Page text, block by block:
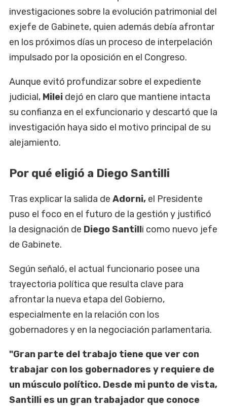
investigaciones sobre la evolución patrimonial del
exjefe de Gabinete, quien además debía afrontar
en los próximos días un proceso de interpelación
impulsado por la oposición en el Congreso.
Aunque evitó profundizar sobre el expediente
judicial, Milei dejó en claro que mantiene intacta
su confianza en el exfuncionario y descartó que la
investigación haya sido el motivo principal de su
alejamiento.
Por qué eligió a Diego Santilli
Tras explicar la salida de Adorni, el Presidente
puso el foco en el futuro de la gestión y justificó
la designación de Diego Santilli como nuevo jefe
de Gabinete.
Según señaló, el actual funcionario posee una
trayectoria política que resulta clave para
afrontar la nueva etapa del Gobierno,
especialmente en la relación con los
gobernadores y en la negociación parlamentaria.
"Gran parte del trabajo tiene que ver con
trabajar con los gobernadores y requiere de
un músculo político. Desde mi punto de vista,
Santilli es un gran trabajador que conoce